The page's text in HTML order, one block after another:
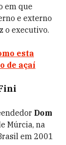
em que
e externo
o executivo.
esta
de açaí
Dom
Múrcia, na
em 2001